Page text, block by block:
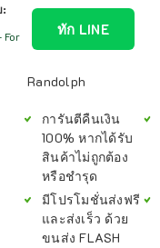
:
For
ทัก LINE
Randolph
การันตีคืนเงิน
100% หากได้รับ
สินค้าไม่ถูกต้อง
หรือชำรุด
มีโปรโมชั่นส่งฟรี
และส่งเร็ว ด้วย
ขนส่ง FLASH